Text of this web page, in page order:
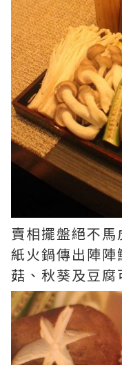
賣相擺盤絕不
紙火鍋傳出陣
菇、秋葵及豆腐